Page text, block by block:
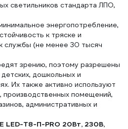
светильников стандарта ЛПО,
энергопотребление,
к тряске и
службы (не менее 30 тысяч
зрению, поэтому разрешены
дошкольных и
Их также активно используют
помещений,
административных и
LED-T8-П-PRO 20Вт, 230В,